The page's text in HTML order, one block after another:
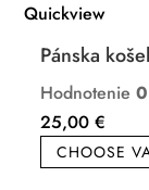
Quickview
Pánska
Hodnotenie0
25,00€
CHOOSE